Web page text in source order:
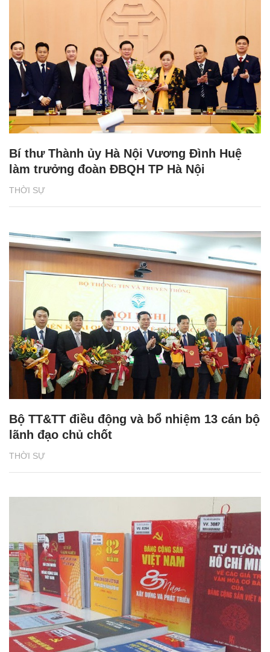
THỜI SỰ
Bí thư Thành ủy Hà Nội Vương Đình Huệ
làm trưởng đoàn ĐBQH TP Hà Nội
THỜI SỰ
Bộ TT&TT điều động và bổ nhiệm 13 cán bộ
lãnh đạo chủ chốt